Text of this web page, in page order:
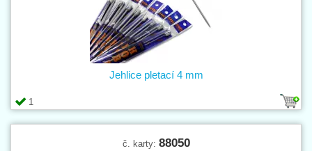
1
Jehlice pletací 4 mm
č. karty: 88050